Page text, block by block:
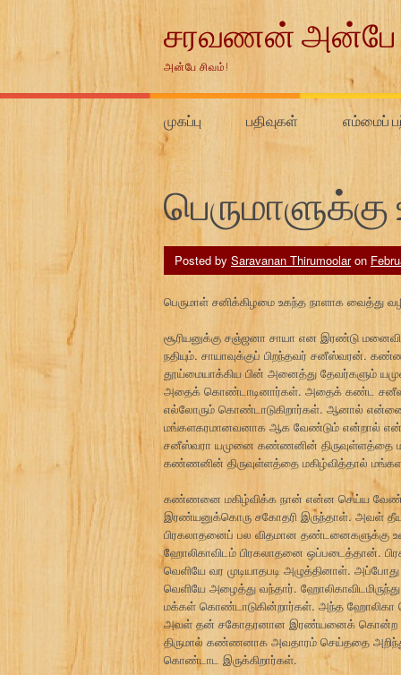
சரவணன் அன்பே
அன்பே சிவம்!
முகப்பு பதிவுகள் எம்மைப்
Posted by Saravanan Thirumoolaron
பெருமாள் சனிக்கிழமை உகந்த நாளாக வைத்து
சூரியனுக்கு சஞ்ஜனா சாயா என இரண்டு
நதியும். சாயாவுக்குப் பிறந்தவர் சனீஸ்வரன்.
தூய்மையாக்கிய பின் அனைத்து தேவர்களும்
அதைக் கொண்டாடினார்கள். அதைக் கண்ட
எல்லோரும் கொண்டாடுகிறார்கள். ஆனால்
மங்களகரமானவனாக ஆக வேண்டும் என்றால்
சனீஸ்வரா யமுனை கண்ணனின் திருவுள்ளத்தை
கண்ணனின் திருவுள்ளத்தை மகிழ்வித்தால்
கண்ணனை மகிழ்விக்க நான் என்ன செய்ய
இரண்யனுக்கொரு சகோதரி இருந்தாள். அவள்
பிரகலாதனைப் பல விதமான தண்டனைகளுக்கு
ஹோலிகாவிடம் பிரகலாதனை ஒப்படைத்தான்.
வெளியே வர முடியாதபடி அழுத்தினாள். அப்போது
வெளியே அழைத்து வந்தார்.
மக்கள் கொண்டாடுகின்றார்கள். அந்த ஹோலிகா
அவள் தன் சகோதரனான இரண்யனைக் கொன்ற
திருமால் கண்ணனாக அவதாரம் செய்ததை
கொண்டாட இருக்கிறார்கள்.